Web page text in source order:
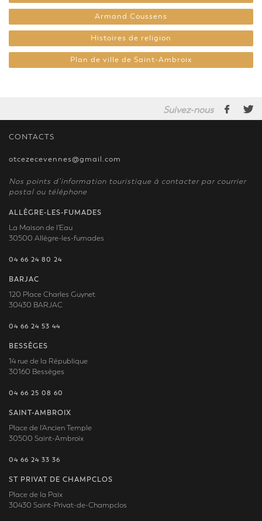
Armand Coussens
Histoires de religion
Plan de ville de Saint-Ambroix
Suivez-nous
CONTACTS
otcezecevennes@gmail.com
Nos points d’information touristique à contacter par courrier
postal ou téléphone
ALLÈGRE-LES-FUMADES
La Maison de l'Eau
30500 Allègre-les-fumades
04 66 24 80 24
BARJAC
120 Place Charles Guynet
30430 BARJAC
04 66 24 53 44
BESSÈGES
14 rue de la République
30160 Bessèges
04 66 25 08 60
SAINT-AMBROIX
Place de l'Ancien Temple
30500 Saint-Ambroix
04 66 24 33 36
ST PRIVAT DE CHAMPCLOS
Place de la Paix
30430 Saint-Privat-de-Champclos